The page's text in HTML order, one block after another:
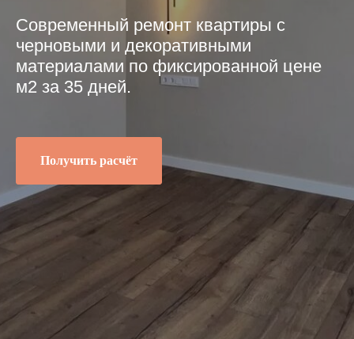
Современный ремонт квартиры с
черновыми и декоративными
материалами по фиксированной цене
м2 за 35 дней.
Получить расчёт